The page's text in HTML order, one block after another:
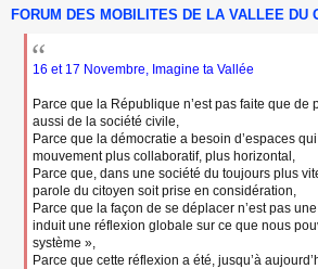
e
s
FORUM DES MOBILITES DE LA VALLEE DU
16 et 17 Novembre, Imagine ta Vallée
Parce que la République n’est pas faite que de
aussi de la société civile,
Parce que la démocratie a besoin d’espaces
mouvement plus collaboratif, plus horizontal,
Parce que, dans une société du toujours plus
parole du citoyen soit prise en considération,
Parce que la façon de se déplacer n’est pas
induit une réflexion globale sur ce que nous
système »,
Parce que cette réflexion a été, jusqu’à